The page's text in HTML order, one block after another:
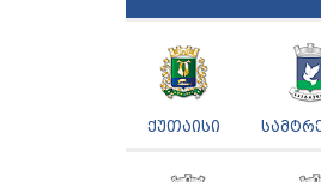
ᲥᲣᲗᲐᲘᲡᲘ